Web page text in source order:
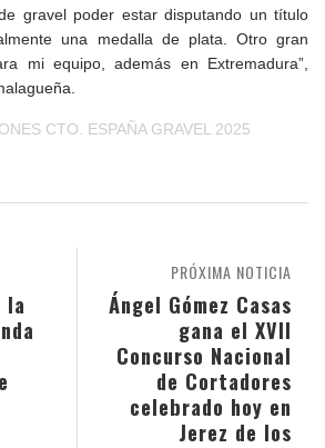
gravel poder estar disputando un título
una medalla de plata. Otro gran
mi equipo, además en Extremadura”,
CTO. ESPAÑA GRAVEL 2025
PRÓXIMA NOTICIA
Ángel Gómez Casas
gana el XVII
Concurso Nacional
de Cortadores
celebrado hoy en
Jerez de los
la